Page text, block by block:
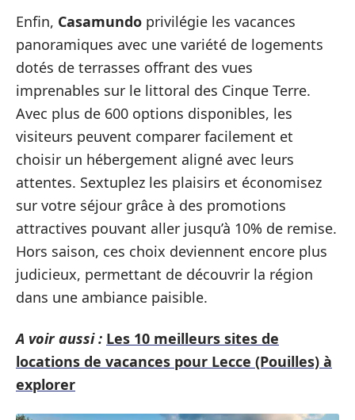
Enfin, Casamundo privilégie les vacances
panoramiques avec une variété de logements
dotés de terrasses offrant des vues
imprenables sur le littoral des Cinque Terre.
Avec plus de 600 options disponibles, les
visiteurs peuvent comparer facilement et
choisir un hébergement aligné avec leurs
attentes. Sextuplez les plaisirs et économisez
sur votre séjour grâce à des promotions
attractives pouvant aller jusqu’à 10% de remise.
Hors saison, ces choix deviennent encore plus
judicieux, permettant de découvrir la région
dans une ambiance paisible.
A voir aussi : Les 10 meilleurs sites de
locations de vacances pour Lecce (Pouilles) à
explorer